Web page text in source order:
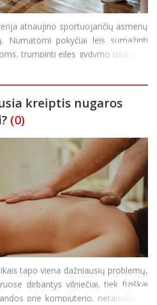
atnaujino sportuojančių asmenų
Numatomi pokyčiai leis sumažinti
trumpinti eiles gydymo įstaigose
asmenims būtinas
verti
kreiptis nugaros
(0)
tapo viena dažniausių problemų,
dirbantys vilniečiai, tiek fiziškai
prie kompiuterio, netaisyklinga